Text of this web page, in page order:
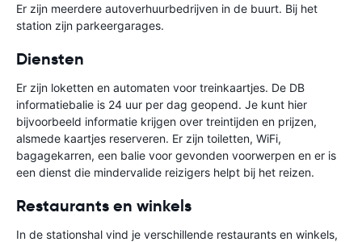
Er zijn meerdere autoverhuurbedrijven in de buurt. Bij het
station zijn parkeergarages.
Diensten
Er zijn loketten en automaten voor treinkaartjes. De DB
informatiebalie is 24 uur per dag geopend. Je kunt hier
bijvoorbeeld informatie krijgen over treintijden en prijzen,
alsmede kaartjes reserveren. Er zijn toiletten, WiFi,
bagagekarren, een balie voor gevonden voorwerpen en er is
een dienst die mindervalide reizigers helpt bij het reizen.
Restaurants en winkels
In de stationshal vind je verschillende restaurants en winkels,